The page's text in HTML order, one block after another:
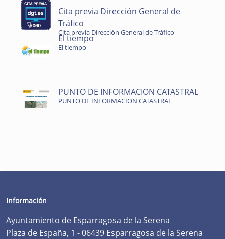
Cita previa Dirección General de
Tráfico
Cita previa Dirección General de Tráfico
El tiempo
El tiempo
PUNTO DE INFORMACION CATASTRAL
PUNTO DE INFORMACION CATASTRAL
Información
Ayuntamiento de Esparragosa de la Serena
Plaza de España, 1 - 06439 Esparragosa de la Serena